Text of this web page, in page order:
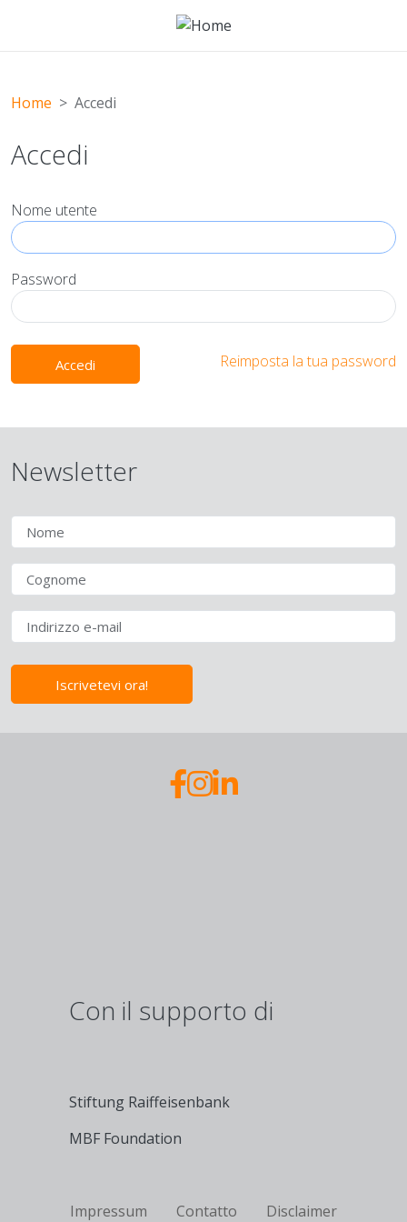
Home Accedi
Accedi
Nome utente
Password
Accedi Reimposta la tua password
Newsletter
Iscrivetevi ora!
Con il supporto di
Stiftung Raiffeisenbank
MBF Foundation
FußzeileImpressum Contatto Disclaimer